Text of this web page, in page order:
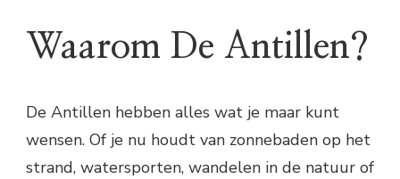
Waarom De Antillen?
De Antillen hebben alles wat je maar kunt
wensen. Of je nu houdt van zonnebaden op het
strand, watersporten, wandelen in de natuur of